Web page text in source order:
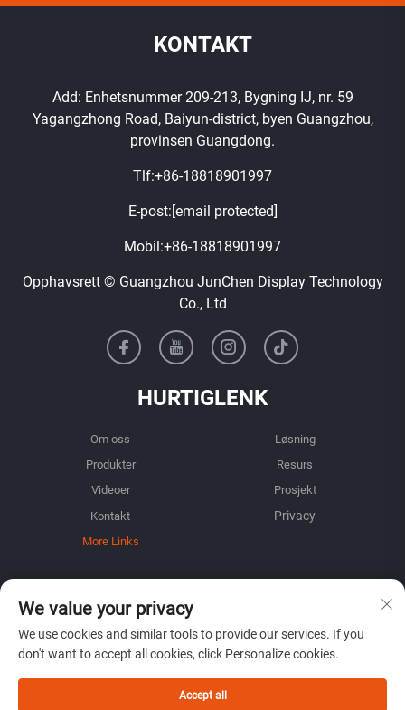
KONTAKT
Add: Enhetsnummer 209-213, Bygning IJ, nr. 59
Yagangzhong Road, Baiyun-district, byen Guangzhou,
provinsen Guangdong.
Tlf:+86-18818901997
E-post: [email protected]
Mobil:+86-18818901997
Opphavsrett © Guangzhou JunChen Display Technology
Co., Ltd
HURTIGLENK
Om oss
Løsning
Produkter
Resurs
Videoer
Prosjekt
Kontakt
More Links
Registrer deg for å motta vårt ukentlige nyhetsbrev
We value your privacy
We use cookies and similar tools to provide our services. If you
don't want to accept all cookies, click Personalize cookies.
Accept all